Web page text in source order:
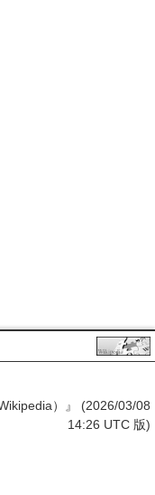
）』 (2026/03/08
14:26 UTC 版)